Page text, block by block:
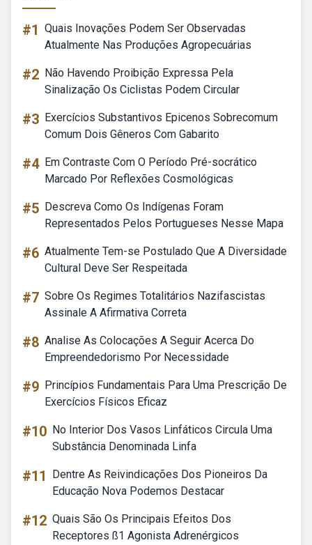
#1 Quais Inovações Podem Ser Observadas
Atualmente Nas Produções Agropecuárias
#2 Não Havendo Proibição Expressa Pela
Sinalização Os Ciclistas Podem Circular
#3 Exercícios Substantivos Epicenos Sobrecomum
Comum Dois Gêneros Com Gabarito
#4 Em Contraste Com O Período Pré-socrático
Marcado Por Reflexões Cosmológicas
#5 Descreva Como Os Indígenas Foram
Representados Pelos Portugueses Nesse Mapa
#6 Atualmente Tem-se Postulado Que A Diversidade
Cultural Deve Ser Respeitada
#7 Sobre Os Regimes Totalitários Nazifascistas
Assinale A Afirmativa Correta
#8 Analise As Colocações A Seguir Acerca Do
Empreendedorismo Por Necessidade
#9 Princípios Fundamentais Para Uma Prescrição De
Exercícios Físicos Eficaz
#10 No Interior Dos Vasos Linfáticos Circula Uma
Substância Denominada Linfa
#11
Dentre As Reivindicações Dos Pioneiros Da
Educação Nova Podemos Destacar
#12 Quais São Os Principais Efeitos Dos
Receptores ß1 Agonista Adrenérgicos